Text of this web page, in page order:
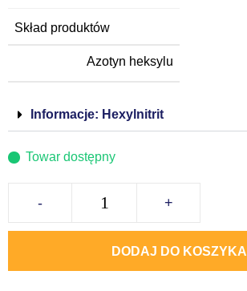
Skład produktów
Azotyn heksylu
Informacje: Hexylnitrit
Towar dostępny
- +
DODAJ DO KOSZYKA